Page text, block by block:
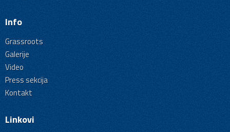
Info
Grassroots
Galerije
Video
Press sekcija
Kontakt
Linkovi